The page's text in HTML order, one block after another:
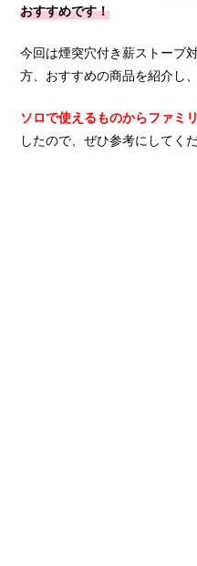
おすすめです！
今回は煙突穴付き薪ストーブ
方、おすすめの商品を紹介し
ソロで使えるものからファミ
したので、ぜひ参考にしてく